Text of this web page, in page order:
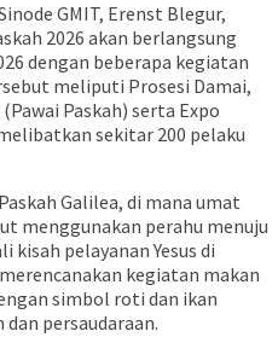
GMIT, Erenst Blegur,
2026 akan berlangsung
dengan beberapa kegiatan
meliputi Prosesi Damai,
Paskah) serta Expo
sekitar 200 pelaku
Galilea, di mana umat
menggunakan perahu menuju
pelayanan Yesus di
kegiatan makan
simbol roti dan ikan
persaudaraan.